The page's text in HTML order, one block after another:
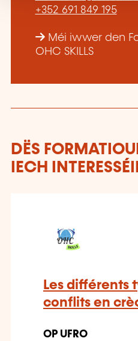
+352 691 849 195
Méi iwwer den
OHC SKILLS
DËS
IECH
Les différents
conflits en
OP UFRO